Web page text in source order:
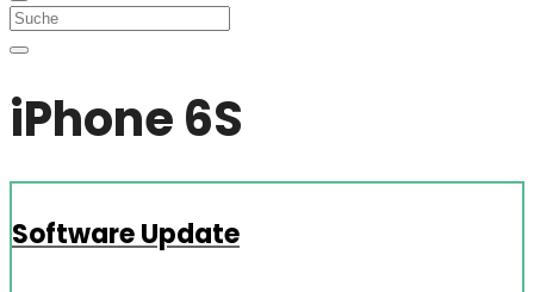
iPhone 6S
Software Update